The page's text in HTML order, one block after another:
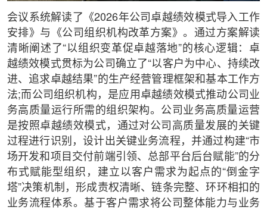
会议系统解读了《2026年公司卓越绩效模式导入工作
安排》与《公司组织机构改革方案》。通过方案解读
清晰阐述了“以组织变革促卓越落地”的核心逻辑：卓
越绩效模式贯标为公司确立了“以客户为中心、持续改
进、追求卓越结果”的生产经营管理框架和基本工作方
法;而公司组织机构，是应用卓越绩效模式推动公司业
务高质量运行所需的组织架构。公司业务高质量运营
是按照卓越绩效模式，通过对公司高质量发展的关键
过程进行识别，设计出关键业务流程，并通过构建“市
场开发和项目交付前端引领、总部平台后台赋能”的分
布式赋能型组织，建立以客户需求为起点的“倒金字
塔”决策机制，形成责权清晰、链条完整、环环相扣的
业务流程体系。基于客户需求将公司整体能力与业务